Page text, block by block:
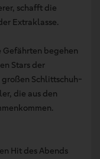
schafft die
Extraklasse.
Gefährten begehen
Stars der
Schlittschuh-
die aus den
Hit des Abends